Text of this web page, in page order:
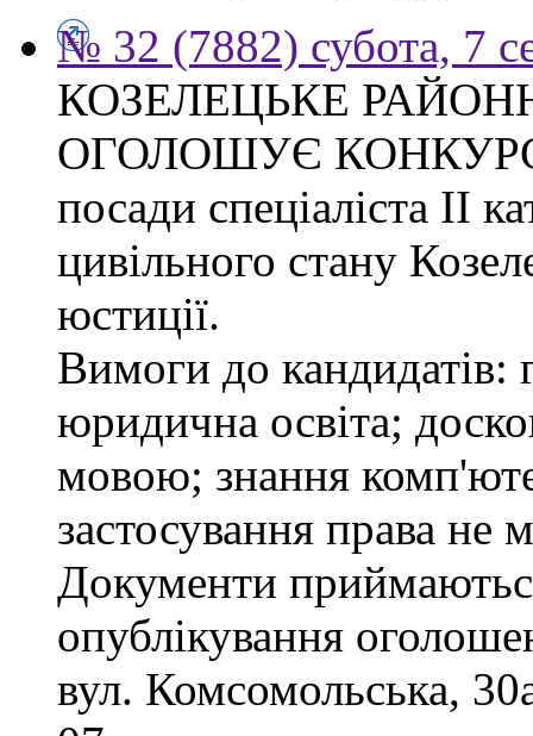
№ 32 (7882) субота, 7
КОЗЕЛЕЦЬКЕ
ОГОЛОШУЄ КОНКУРС
посади спеціаліста ІІ
цивільного стану
юстиції.
Вимоги до кандидатів:
юридична освіта;
мовою; знання
застосування права не
Документи
опублікування
вул. Комсомольська,